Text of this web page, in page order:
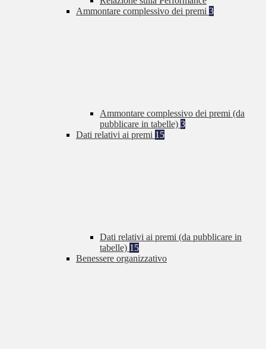
Ammontare complessivo dei premi 3
Ammontare complessivo dei premi (da
pubblicare in tabelle) 3
Dati relativi ai premi 15
Dati relativi ai premi (da pubblicare in
tabelle) 15
Benessere organizzativo